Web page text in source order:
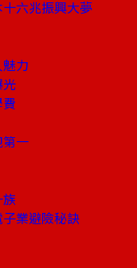
六兆振興大夢
力
一
業避險秘訣